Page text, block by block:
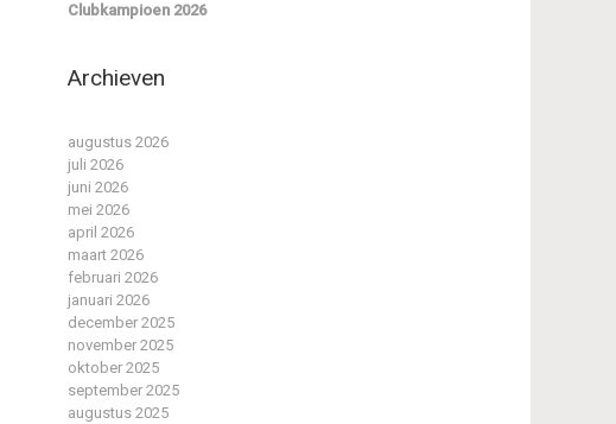
Clubkampioen 2026
Archieven
augustus 2026
juli 2026
juni 2026
mei 2026
april 2026
maart 2026
februari 2026
januari 2026
december 2025
november 2025
oktober 2025
september 2025
augustus 2025